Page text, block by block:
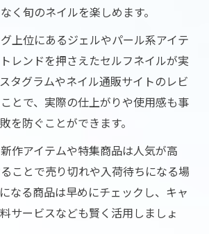
く旬のネイルを楽しめます。
上位にあるジェルやパール系アイテ
レンドを押さえたセルフネイルが実
タグラムやネイル通販サイトのレビ
とで、実際の仕上がりや使用感も事
を防ぐことができます。
作アイテムや特集商品は人気が高
ことで売り切れや入荷待ちになる場
なる商品は早めにチェックし、キャ
サービスなども賢く活用しましょ